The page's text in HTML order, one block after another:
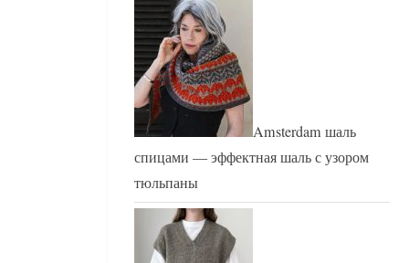
Amsterdam шаль
спицами — эффектная шаль с узором
тюльпаны